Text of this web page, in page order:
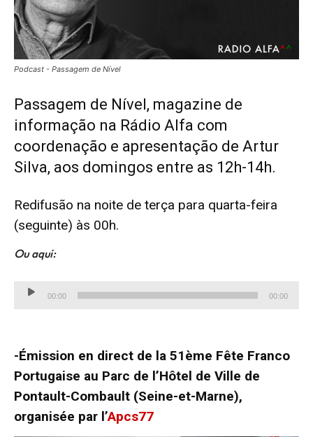
Podcast - Passagem de Nível
Passagem de Nível, magazine de
informação na Rádio Alfa com
coordenação e apresentação de Artur
Silva, aos domingos entre as 12h-14h.
Redifusão na noite de terça para quarta-feira
(seguinte) às 00h.
Ou aqui:
Lecteur
00:00 00:00
-Émission en direct de la 51ème Fête Franco
Portugaise au Parc de l’Hôtel de Ville de
Pontault-Combault (Seine-et-Marne),
organisée par l’Apcs77